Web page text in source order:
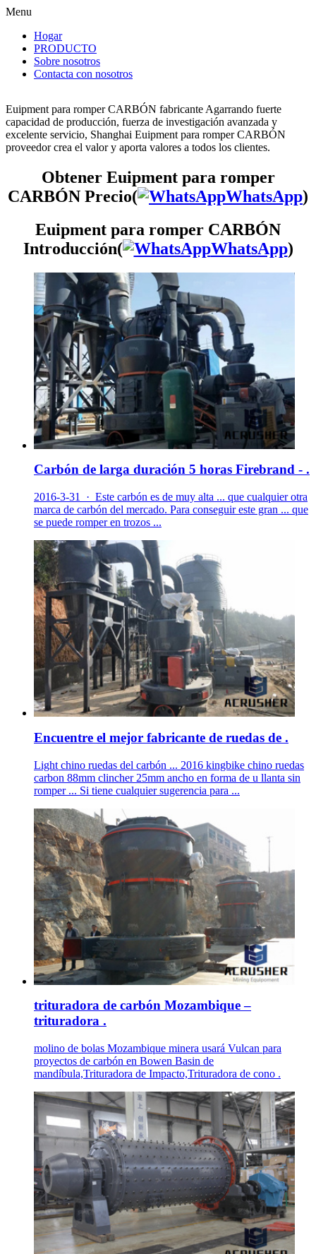
Menu
Hogar
PRODUCTO
Sobre nosotros
Contacta con nosotros
Euipment para romper CARBÓN fabricante Agarrando fuerte
capacidad de producción, fuerza de investigación avanzada y
excelente servicio, Shanghai Euipment para romper CARBÓN
proveedor crea el valor y aporta valores a todos los clientes.
Obtener Euipment para romper
CARBÓN Precio(
WhatsApp)
Euipment para romper CARBÓN
Introducción(
WhatsApp)
Carbón de larga duración 5 horas Firebrand - .
2016-3-31 · Este carbón es de muy alta ... que cualquier otra
marca de carbón del mercado. Para conseguir este gran ... que
se puede romper en trozos ...
Encuentre el mejor fabricante de ruedas de .
Light chino ruedas del carbón ... 2016 kingbike chino ruedas
carbon 88mm clincher 25mm ancho en forma de u llanta sin
romper ... Si tiene cualquier sugerencia para ...
trituradora de carbón Mozambique –
trituradora .
molino de bolas Mozambique minera usará Vulcan para
proyectos de carbón en Bowen Basin de
mandíbula,Trituradora de Impacto,Trituradora de cono .